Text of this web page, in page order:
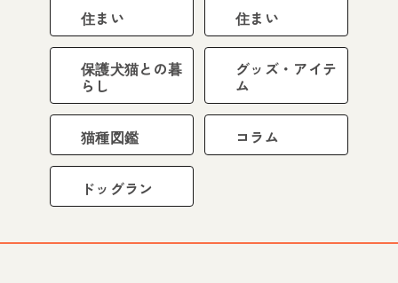
住まい 住まい
保護犬猫との暮
らし
グッズ・アイテ
ム
猫種図鑑 コラム
ドッグラン